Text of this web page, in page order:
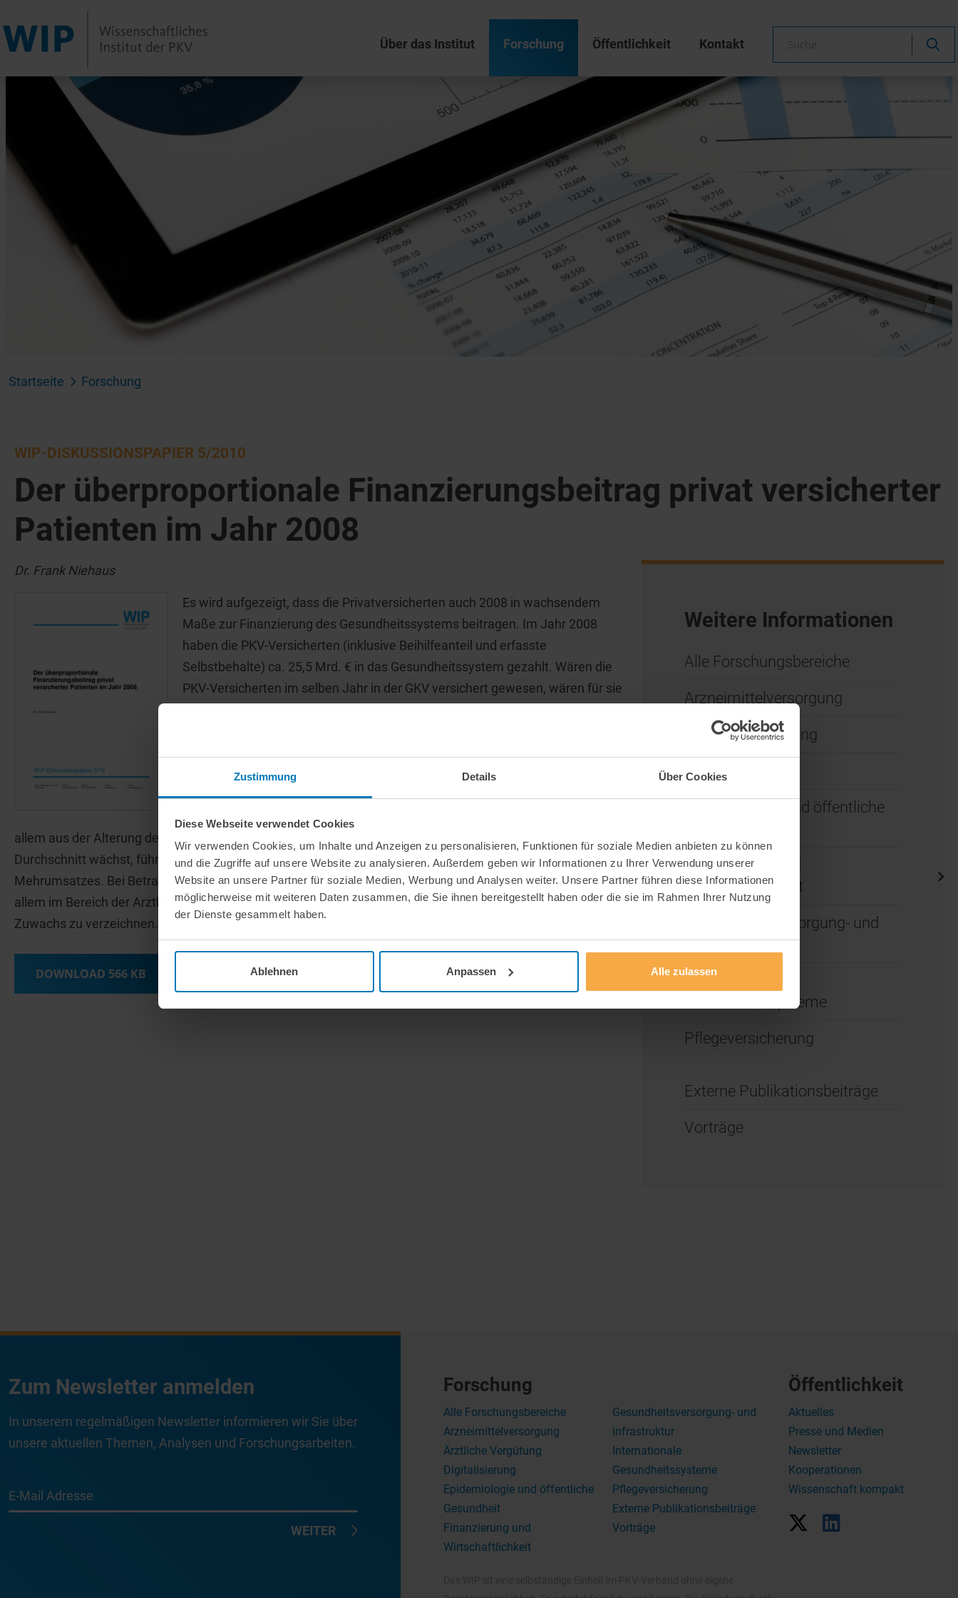
Zustimmung Details Über Cookies
Diese Webseite verwendet Cookies
Wir verwenden Cookies, um Inhalte und Anzeigen zu personalisieren, Funktionen für soziale Medien anbieten zu können
und die Zugriffe auf unsere Website zu analysieren. Außerdem geben wir Informationen zu Ihrer Verwendung unserer
Website an unsere Partner für soziale Medien, Werbung und Analysen weiter. Unsere Partner führen diese Informationen
möglicherweise mit weiteren Daten zusammen, die Sie ihnen bereitgestellt haben oder die sie im Rahmen Ihrer Nutzung
der Dienste gesammelt haben.
Ablehnen Anpassen Alle zulassen
Über das Institut Forschung Öffentlichkeit Kontakt
Startseite Forschung
Der überproportionale Finanzierungsbeitrag privat versicherter
Patienten im Jahr 2008
WIP-DISKUSSIONSPAPIER 5/2010
Dr. Frank Niehaus
Es wird aufgezeigt, dass die Privatversicherten auch 2008 in wachsendem
Maße zur Finanzierung des Gesundheitssystems beitragen. Im Jahr 2008
haben die PKV-Versicherten (inklusive Beihilfeanteil und erfasste
Selbstbehalte) ca. 25,5 Mrd. € in das Gesundheitssystem gezahlt. Wären die
PKV-Versicherten im selben Jahr in der GKV versichert gewesen, wären für sie
Der Anstieg resultiert neben der Zunahme der Versichertenzahl in der PKV vor
allem aus der Alterung der Versicherten. Dadurch, dass der Mehrumsatz pro Person mit dem Lebensalter im
Durchschnitt wächst, führt allein die Alterung des Versichertenkollektivs zu einer Zunahme des
Mehrumsatzes. Bei Betrachtung der einzelnen Leistungsbereiche wird deutlich, dass der Mehrumsatz vor
allem im Bereich der Arzthonorare relativ stark gestiegen ist. Auch im zahnmedizinischen Bereich ist ein
Zuwachs zu verzeichnen.
DOWNLOAD 566 KB
Weitere Informationen
Alle Forschungsbereiche
Arzneimittelversorgung
Ärztliche Vergütung
Digitalisierung
Epidemiologie und öffentliche
Finanzierung und
Wirtschaftlichkeit
Gesundheitsversorgung- und
infrastruktur
Internationale
Gesundheitssysteme
Pflegeversicherung
Externe Publikationsbeiträge
Vorträge
Zum Newsletter anmelden
In unserem regelmäßigen Newsletter informieren wir Sie über
unsere aktuellen Themen, Analysen und Forschungsarbeiten.
E-Mail Adresse
WEITER
Forschung
Alle Forschungsbereiche
Arzneimittelversorgung
Ärztliche Vergütung
Digitalisierung
Epidemiologie und öffentliche
Gesundheit
Finanzierung und
Wirtschaftlichkeit
Gesundheitsversorgung- und
infrastruktur
Internationale
Gesundheitssysteme
Pflegeversicherung
Externe Publikationsbeiträge
Vorträge
Öffentlichkeit
Aktuelles
Presse und Medien
Newsletter
Kooperationen
Wissenschaft kompakt